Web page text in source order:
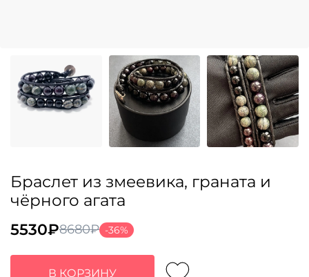
Браслет из змеевика, граната и
чёрного агата
8680₽
Первоначальная
цена
5530₽
Текущая
цена:
-36%
В КОРЗИНУ